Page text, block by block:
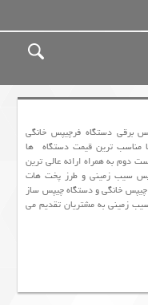
برقی دستگاه فرچیپس خانگی
مناسب ترین قیمت دستگاه ها
دوم به همراه ارائه عالی ترین
سیب زمینی و طرز پخت هات
خانگی و دستگاه چیپس ساز
زمینی به مشتریان تقدیم می